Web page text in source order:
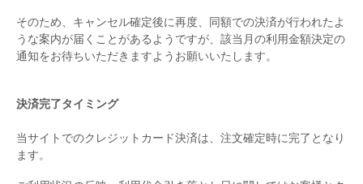
そのため、キャンセル確定後に再度、同額での決済が行われたよ
うな案内が届くことがあるようですが、該当月の利用金額決定の
通知をお待ちいただきますようお願いいたします。
決済完了タイミング
当サイトでのクレジットカード決済は、注文確定時に完了となり
ます。